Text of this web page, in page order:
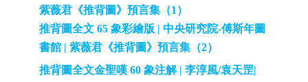
紫薇君《推背圖》預言集（1）
推背圖全文 65 象彩繪版 | 中央研究院-傅斯年圖
書館 | 紫薇君《推背圖》預言集（2）
推背圖全文金聖嘆 60 象注解 | 李淳風/袁天罡|